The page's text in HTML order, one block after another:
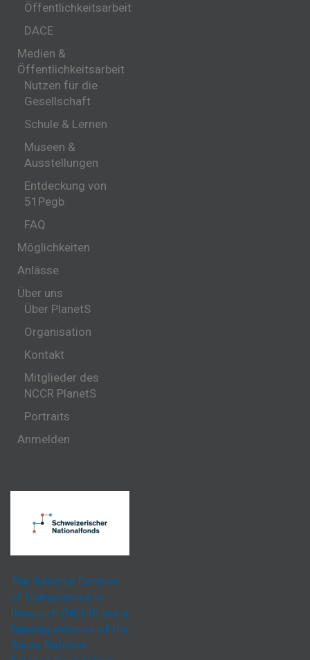
Öffentlichkeitsarbeit
DACE
Medien &
Öffentlichkeitsarbeit
Nutzen für die
Gesellschaft
Schule & Lernen
Museen &
Ausstellungen
Entdeckung von
51Pegb
FAQ
Möglichkeiten
Anlässe
Über uns
Über PlanetS
Organisation
Kontakt
Mitglieder des
NCCR PlanetS
Portraits
Anmelden
The National Centres
of Competence in
Research (NCCR) are a
funding scheme of the
Swiss National